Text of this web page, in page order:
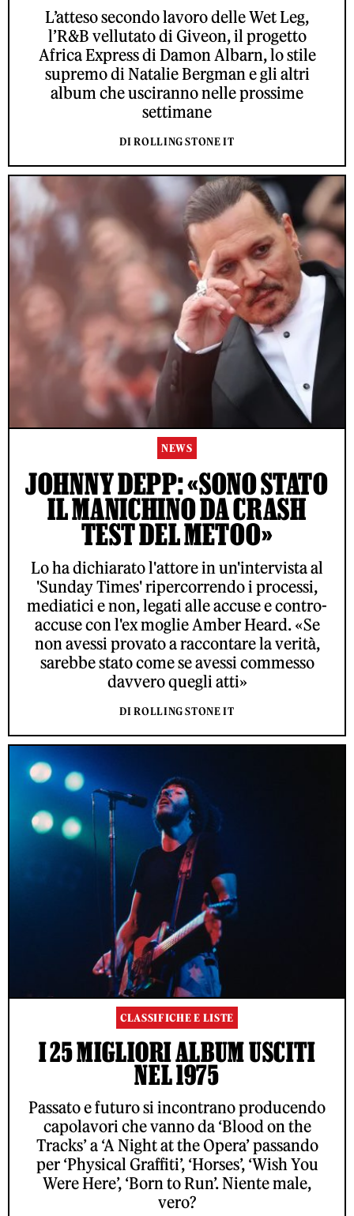
L’atteso secondo lavoro delle Wet Leg,
l’R&B vellutato di Giveon, il progetto
Africa Express di Damon Albarn, lo stile
supremo di Natalie Bergman e gli altri
album che usciranno nelle prossime
settimane
DI ROLLING STONE IT
NEWS
JOHNNY DEPP: «SONO STATO
IL MANICHINO DA CRASH
TEST DEL METOO»
Lo ha dichiarato l'attore in un'intervista al
'Sunday Times' ripercorrendo i processi,
mediatici e non, legati alle accuse e contro-
accuse con l'ex moglie Amber Heard. «Se
non avessi provato a raccontare la verità,
sarebbe stato come se avessi commesso
davvero quegli atti»
DI ROLLING STONE IT
CLASSIFICHE E LISTE
I 25 MIGLIORI ALBUM USCITI
NEL 1975
Passato e futuro si incontrano producendo
capolavori che vanno da ‘Blood on the
Tracks’ a ‘A Night at the Opera’ passando
per ‘Physical Graffiti’, ‘Horses’, ‘Wish You
Were Here’, ‘Born to Run’. Niente male,
vero?